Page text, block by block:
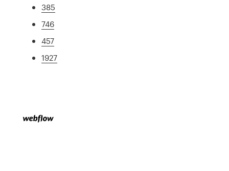
385
746
457
1927